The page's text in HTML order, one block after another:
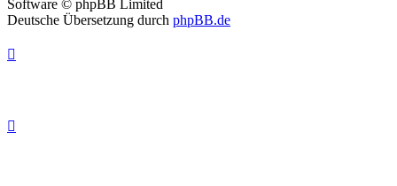
Software © phpBB Limited
Deutsche Übersetzung durch phpBB.de